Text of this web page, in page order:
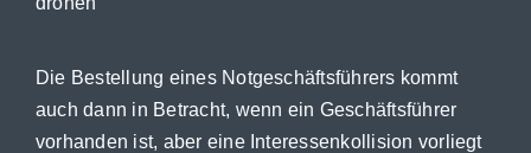
Die Bestellung eines Notgeschäftsführers kommt
auch dann in Betracht, wenn ein Geschäftsführer
vorhanden ist, aber eine Interessenkollision vorliegt